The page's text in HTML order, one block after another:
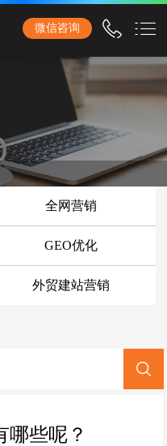
站建设、网站改版、竞价托管、小程
微信咨询
全网营销
GEO优化
外贸建站营销
哪些呢？